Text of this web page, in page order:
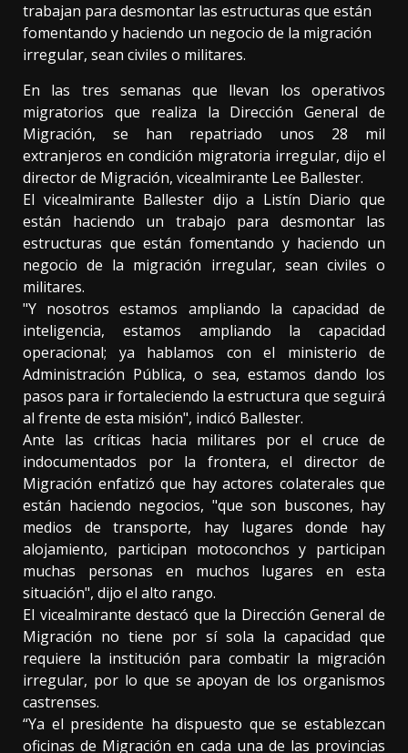
trabajan para desmontar las estructuras que están
fomentando y haciendo un negocio de la migración
irregular, sean civiles o militares.
En las tres semanas que llevan los operativos
migratorios que realiza la Dirección General de
Migración, se han repatriado unos 28 mil
extranjeros en condición migratoria irregular, dijo el
director de Migración, vicealmirante Lee Ballester.
El vicealmirante Ballester dijo a Listín Diario que
están haciendo un trabajo para desmontar las
estructuras que están fomentando y haciendo un
negocio de la migración irregular, sean civiles o
militares.
"Y nosotros estamos ampliando la capacidad de
inteligencia, estamos ampliando la capacidad
operacional; ya hablamos con el ministerio de
Administración Pública, o sea, estamos dando los
pasos para ir fortaleciendo la estructura que seguirá
al frente de esta misión", indicó Ballester.
Ante las críticas hacia militares por el cruce de
indocumentados por la frontera, el director de
Migración enfatizó que hay actores colaterales que
están haciendo negocios, "que son buscones, hay
medios de transporte, hay lugares donde hay
alojamiento, participan motoconchos y participan
muchas personas en muchos lugares en esta
situación", dijo el alto rango.
El vicealmirante destacó que la Dirección General de
Migración no tiene por sí sola la capacidad que
requiere la institución para combatir la migración
irregular, por lo que se apoyan de los organismos
castrenses.
“Ya el presidente ha dispuesto que se establezcan
oficinas de Migración en cada una de las provincias